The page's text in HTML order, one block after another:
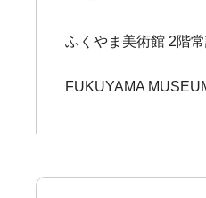
ふくやま美術館 2階
FUKUYAMA